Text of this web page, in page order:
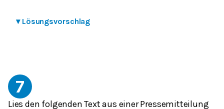
▾ Lösungsvorschlag
7
Lies den folgenden Text aus einer Pressemitteilung